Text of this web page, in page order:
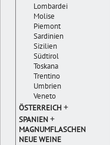
Lombardei
Molise
Piemont
Sardinien
Sizilien
Südtirol
Toskana
Trentino
Umbrien
Veneto
ÖSTERREICH+
SPANIEN+
MAGNUMFLASCHEN
NEUE WEINE